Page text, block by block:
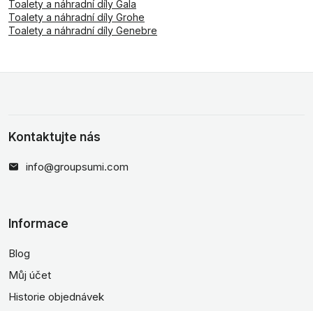
Toalety a náhradní díly Gala
Toalety a náhradní díly Grohe
Toalety a náhradní díly Genebre
Kontaktujte nás
info@groupsumi.com
Informace
Blog
Můj účet
Historie objednávek